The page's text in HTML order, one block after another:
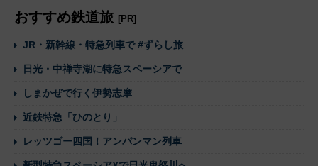
おすすめ鉄道旅 [PR]
JR・新幹線・特急列車で #ずらし旅
日光・中禅寺湖に特急スペーシアで
しまかぜで行く伊勢志摩
近鉄特急「ひのとり」
レッツゴー四国！アンパンマン列車